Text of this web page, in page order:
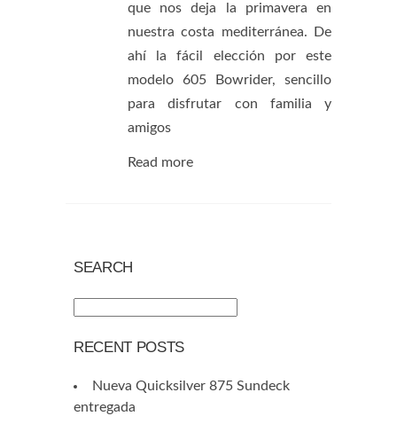
que nos deja la primavera en
nuestra costa mediterránea. De
ahí la fácil elección por este
modelo 605 Bowrider, sencillo
para disfrutar con familia y
amigos
Read more
SEARCH
RECENT POSTS
Nueva Quicksilver 875 Sundeck
entregada